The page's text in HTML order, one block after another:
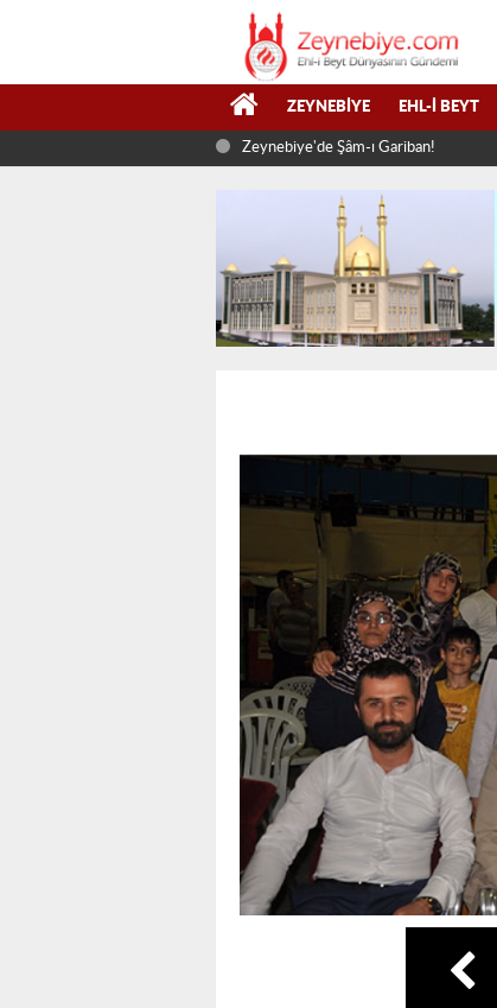
ZEYNEBIYE EHL-I BEYT
Zeynebiye'de Şâm-ı Gariban!